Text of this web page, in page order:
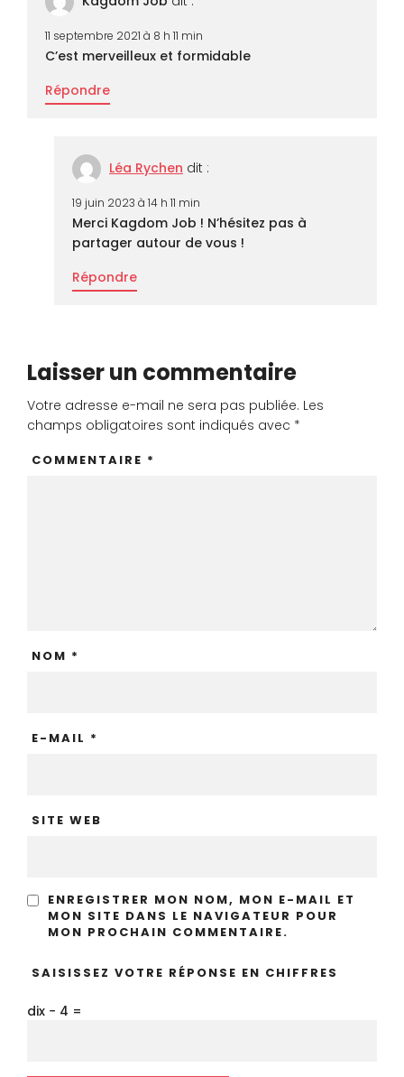
11 septembre 2021 à 8 h 11 min
C’est merveilleux et formidable
Répondre
Léa Rychen dit :
19 juin 2023 à 14 h 11 min
Merci Kagdom Job ! N’hésitez pas à
partager autour de vous !
Répondre
Laisser un commentaire
Votre adresse e-mail ne sera pas publiée. Les
champs obligatoires sont indiqués avec *
COMMENTAIRE *
NOM *
E-MAIL *
SITE WEB
ENREGISTRER MON NOM, MON E-MAIL ET
MON SITE DANS LE NAVIGATEUR POUR
MON PROCHAIN COMMENTAIRE.
SAISISSEZ VOTRE RÉPONSE EN CHIFFRES
dix − 4 =